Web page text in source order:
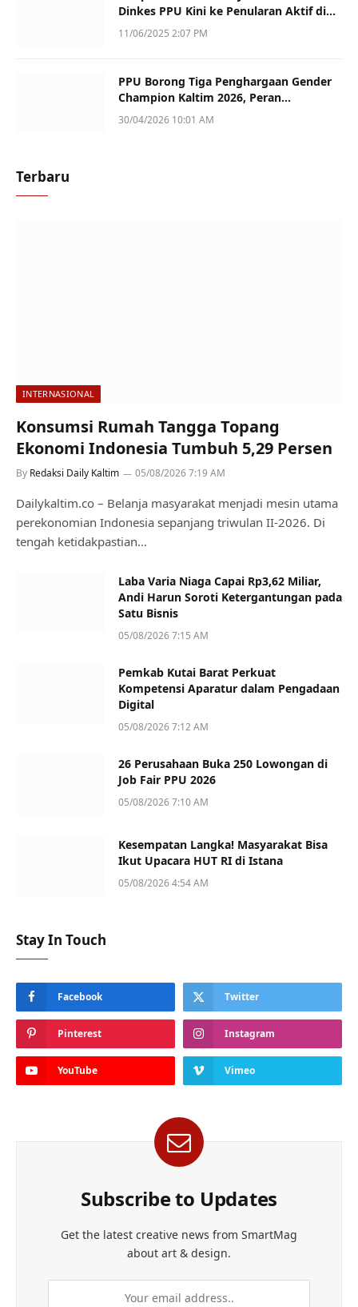
Dinkes PPU Kini ke Penularan Aktif di
Sotek
11/06/2025 2:07 PM
PPU Borong Tiga Penghargaan Gender
Champion Kaltim 2026, Peran
Perempuan Jadi Sorotan
30/04/2026 10:01 AM
Terbaru
INTERNASIONAL
Konsumsi Rumah Tangga Topang
Ekonomi Indonesia Tumbuh 5,29 Persen
By Redaksi Daily Kaltim 05/08/2026 7:19 AM
Dailykaltim.co – Belanja masyarakat menjadi mesin utama
perekonomian Indonesia sepanjang triwulan II-2026. Di
tengah ketidakpastian…
Laba Varia Niaga Capai Rp3,62 Miliar,
Andi Harun Soroti Ketergantungan pada
Satu Bisnis
05/08/2026 7:15 AM
Pemkab Kutai Barat Perkuat
Kompetensi Aparatur dalam Pengadaan
Digital
05/08/2026 7:12 AM
26 Perusahaan Buka 250 Lowongan di
Job Fair PPU 2026
05/08/2026 7:10 AM
Kesempatan Langka! Masyarakat Bisa
Ikut Upacara HUT RI di Istana
05/08/2026 4:54 AM
Stay In Touch
Facebook Twitter
Pinterest Instagram
YouTube Vimeo
Subscribe to Updates
Get the latest creative news from SmartMag
about art & design.